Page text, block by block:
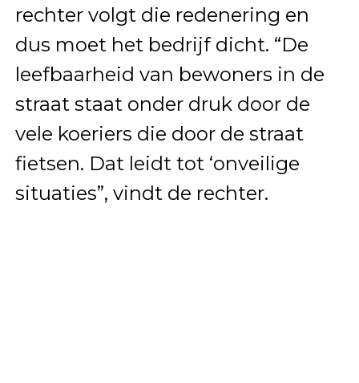
rechter volgt die redenering en
dus moet het bedrijf dicht. “De
leefbaarheid van bewoners in de
straat staat onder druk door de
vele koeriers die door de straat
fietsen. Dat leidt tot ‘onveilige
situaties”, vindt de rechter.